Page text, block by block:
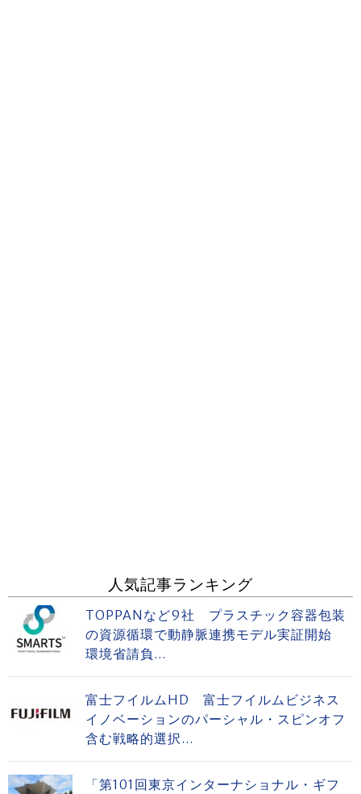
人気記事ランキング
TOPPANなど9社 プラスチック容器包装
の資源循環で動静脈連携モデル実証開始
環境省請負...
富士フイルムHD 富士フイルムビジネス
イノベーションのパーシャル・スピンオフ
含む戦略的選択...
「第101回東京インターナショナル・ギフ